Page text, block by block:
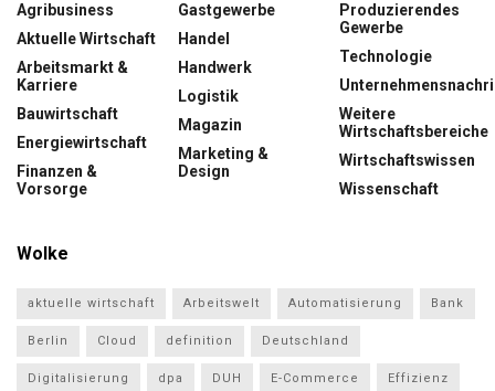
Agribusiness
Aktuelle Wirtschaft
Arbeitsmarkt &
Karriere
Bauwirtschaft
Energiewirtschaft
Finanzen &
Vorsorge
Gastgewerbe
Handel
Handwerk
Logistik
Magazin
Marketing &
Design
Produzierendes
Gewerbe
Technologie
Weitere
Wirtschaftsbereiche
Wirtschaftswissen
Wissenschaft
Wolke
aktuelle wirtschaft Arbeitswelt Automatisierung Bank
Berlin Cloud definition Deutschland
Digitalisierung dpa DUH E-Commerce Effizienz